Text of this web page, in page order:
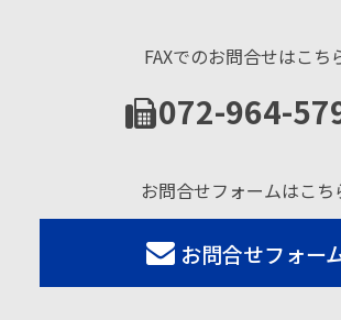
FAXでのお問合せはこち
072-964-
お問合せフォームはこち
お問合せフォー